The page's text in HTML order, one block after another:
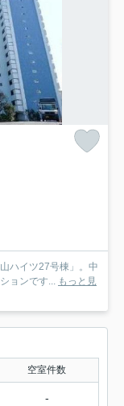
ハイツ27号棟」。中
ョンです... もっと見
空室件数
-